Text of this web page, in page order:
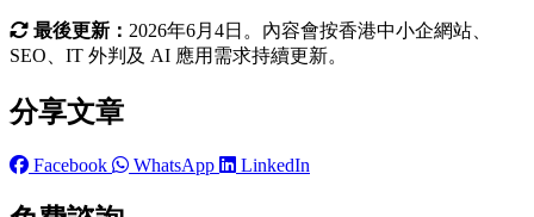
最後更新： 2026年6月4日。內容會按香港中小企網站、
SEO、IT 外判及 AI 應用需求持續更新。
分享文章
Facebook WhatsApp LinkedIn